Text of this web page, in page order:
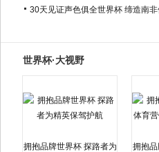
30天见证声色俱全世界杯 缔造南
世界杯·大视野
拥抱品牌世界杯 探路者为
拥抱